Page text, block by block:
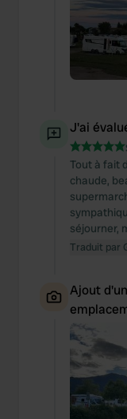
J'ai
Tout à fait
chaude,
séjourner,
Traduit par
Ajout